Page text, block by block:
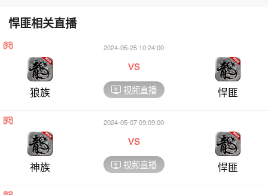
悍匪相关直播
狼族
2024-05-25 10:24:00
vs
视频直播 悍匪
神族
2024-05-07 09:09:00
vs
视频直播 悍匪